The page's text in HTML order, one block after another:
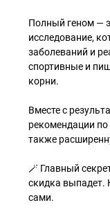
Полный геном —
исследование,
заболеваний и
спортивные и
корни.
Вместе с
рекомендации
также
🪄 Главный
скидка выпадет.
сами.